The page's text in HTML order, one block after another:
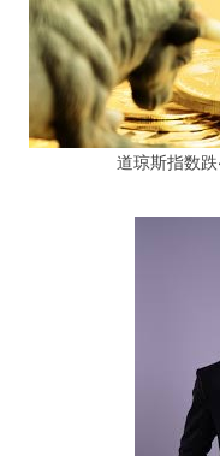
道琼斯指数